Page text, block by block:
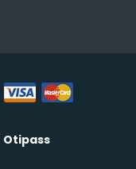
Otipass